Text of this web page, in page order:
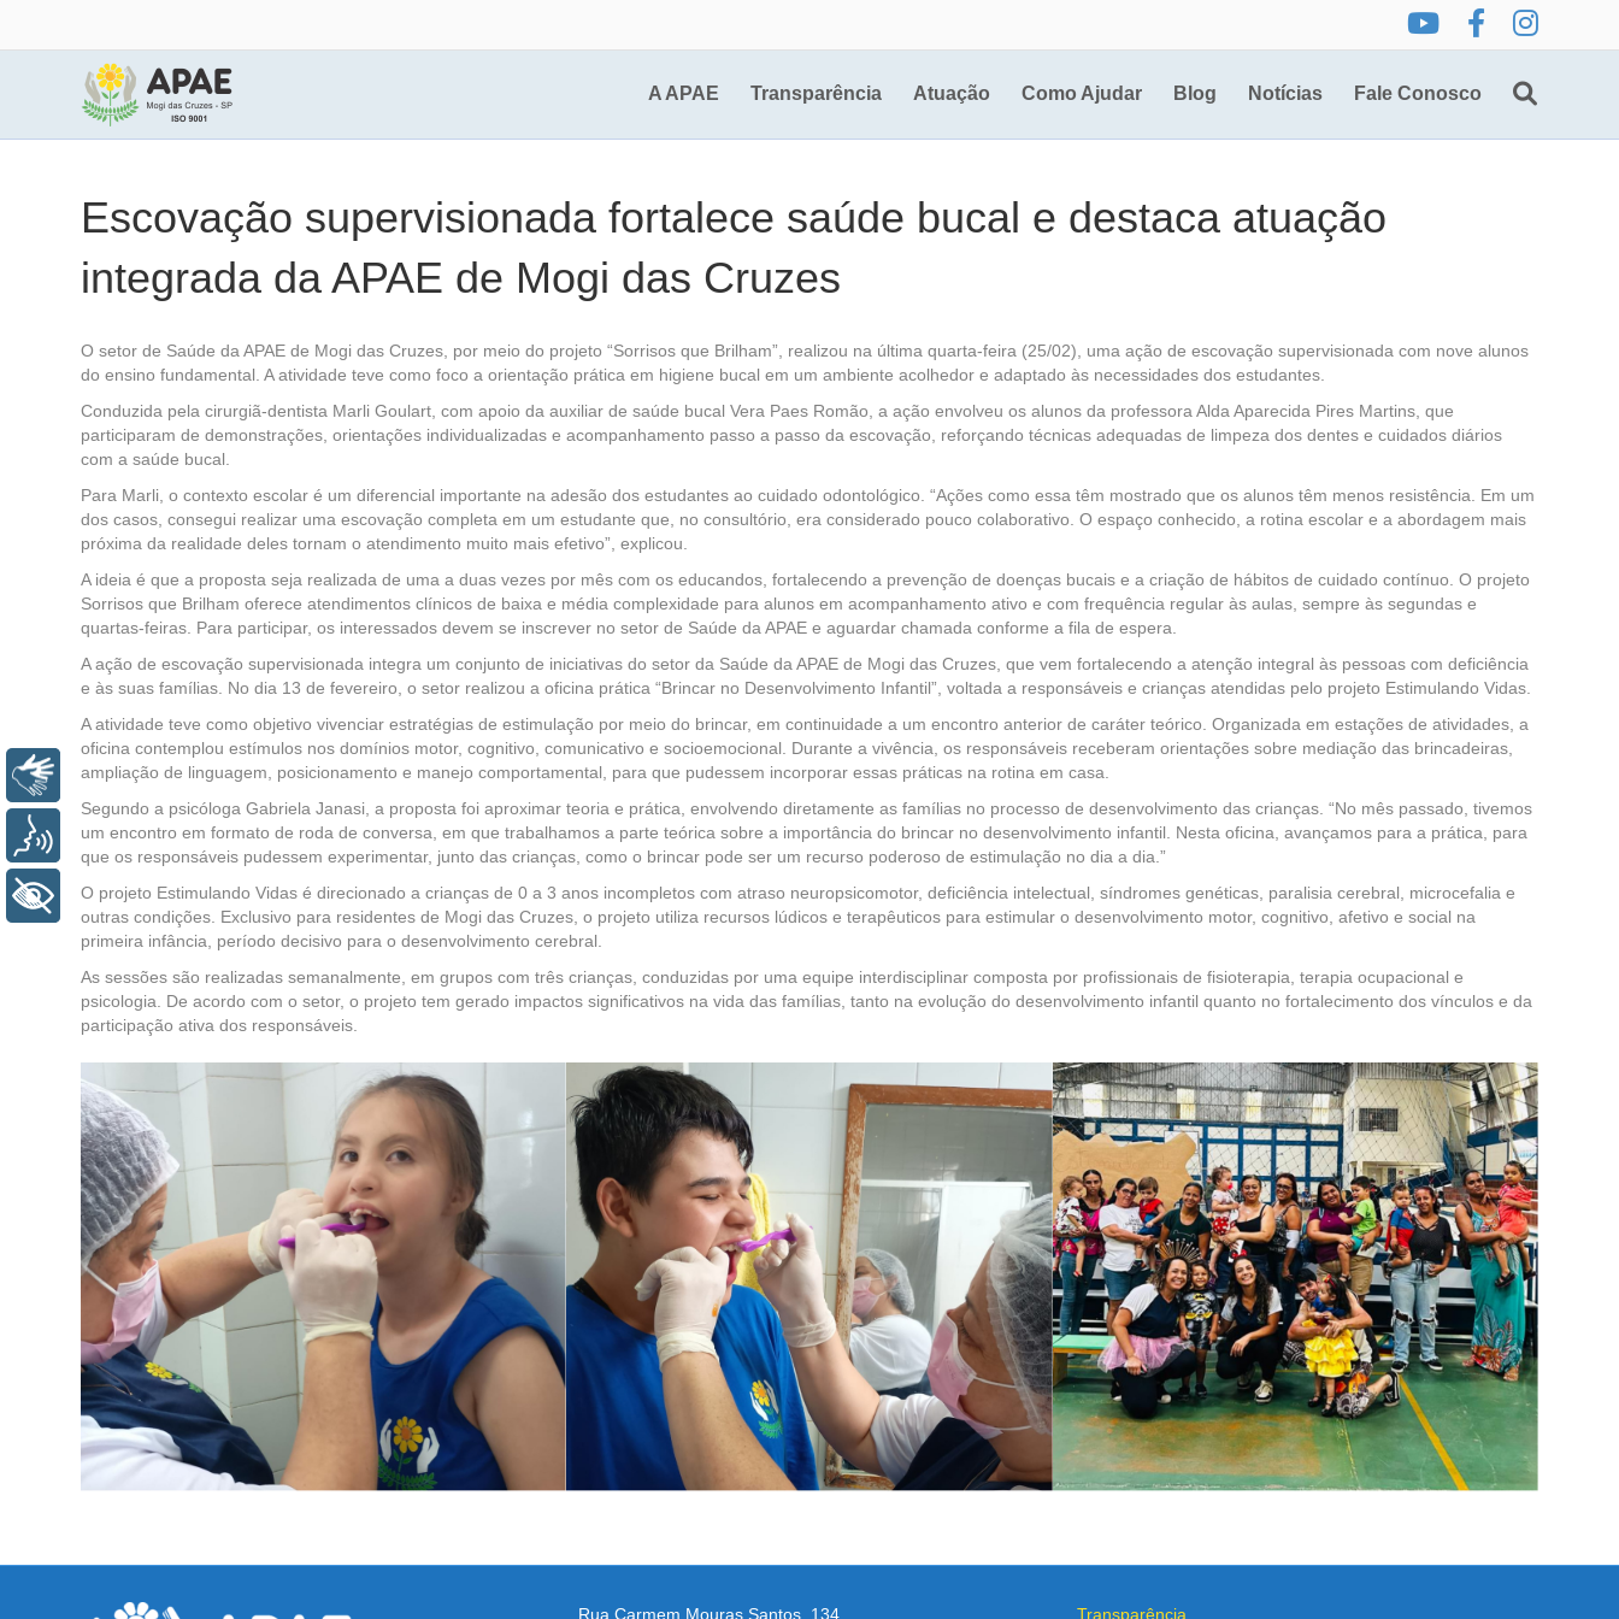
A APAE Transparência Atuação Como Ajudar Blog Notícias Fale Conosco
Escovação supervisionada fortalece saúde bucal e destaca atuação
integrada da APAE de Mogi das Cruzes
O setor de Saúde da APAE de Mogi das Cruzes, por meio do projeto “Sorrisos que Brilham”, realizou na última quarta-feira (25/02), uma ação de escovação supervisionada com nove alunos
do ensino fundamental. A atividade teve como foco a orientação prática em higiene bucal em um ambiente acolhedor e adaptado às necessidades dos estudantes.
Conduzida pela cirurgiã-dentista Marli Goulart, com apoio da auxiliar de saúde bucal Vera Paes Romão, a ação envolveu os alunos da professora Alda Aparecida Pires Martins, que
participaram de demonstrações, orientações individualizadas e acompanhamento passo a passo da escovação, reforçando técnicas adequadas de limpeza dos dentes e cuidados diários
com a saúde bucal.
Para Marli, o contexto escolar é um diferencial importante na adesão dos estudantes ao cuidado odontológico. “Ações como essa têm mostrado que os alunos têm menos resistência. Em um
dos casos, consegui realizar uma escovação completa em um estudante que, no consultório, era considerado pouco colaborativo. O espaço conhecido, a rotina escolar e a abordagem mais
próxima da realidade deles tornam o atendimento muito mais efetivo”, explicou.
A ideia é que a proposta seja realizada de uma a duas vezes por mês com os educandos, fortalecendo a prevenção de doenças bucais e a criação de hábitos de cuidado contínuo. O projeto
Sorrisos que Brilham oferece atendimentos clínicos de baixa e média complexidade para alunos em acompanhamento ativo e com frequência regular às aulas, sempre às segundas e
quartas-feiras. Para participar, os interessados devem se inscrever no setor de Saúde da APAE e aguardar chamada conforme a fila de espera.
A ação de escovação supervisionada integra um conjunto de iniciativas do setor da Saúde da APAE de Mogi das Cruzes, que vem fortalecendo a atenção integral às pessoas com deficiência
e às suas famílias. No dia 13 de fevereiro, o setor realizou a oficina prática “Brincar no Desenvolvimento Infantil”, voltada a responsáveis e crianças atendidas pelo projeto Estimulando Vidas.
A atividade teve como objetivo vivenciar estratégias de estimulação por meio do brincar, em continuidade a um encontro anterior de caráter teórico. Organizada em estações de atividades, a
oficina contemplou estímulos nos domínios motor, cognitivo, comunicativo e socioemocional. Durante a vivência, os responsáveis receberam orientações sobre mediação das brincadeiras,
ampliação de linguagem, posicionamento e manejo comportamental, para que pudessem incorporar essas práticas na rotina em casa.
Segundo a psicóloga Gabriela Janasi, a proposta foi aproximar teoria e prática, envolvendo diretamente as famílias no processo de desenvolvimento das crianças. “No mês passado, tivemos
um encontro em formato de roda de conversa, em que trabalhamos a parte teórica sobre a importância do brincar no desenvolvimento infantil. Nesta oficina, avançamos para a prática, para
que os responsáveis pudessem experimentar, junto das crianças, como o brincar pode ser um recurso poderoso de estimulação no dia a dia.”
O projeto Estimulando Vidas é direcionado a crianças de 0 a 3 anos incompletos com atraso neuropsicomotor, deficiência intelectual, síndromes genéticas, paralisia cerebral, microcefalia e
outras condições. Exclusivo para residentes de Mogi das Cruzes, o projeto utiliza recursos lúdicos e terapêuticos para estimular o desenvolvimento motor, cognitivo, afetivo e social na
primeira infância, período decisivo para o desenvolvimento cerebral.
As sessões são realizadas semanalmente, em grupos com três crianças, conduzidas por uma equipe interdisciplinar composta por profissionais de fisioterapia, terapia ocupacional e
psicologia. De acordo com o setor, o projeto tem gerado impactos significativos na vida das famílias, tanto na evolução do desenvolvimento infantil quanto no fortalecimento dos vínculos e da
participação ativa dos responsáveis.
Rua Carmem Mouras Santos, 134 Transparência
Libras
Voz
+ Acessibilidade